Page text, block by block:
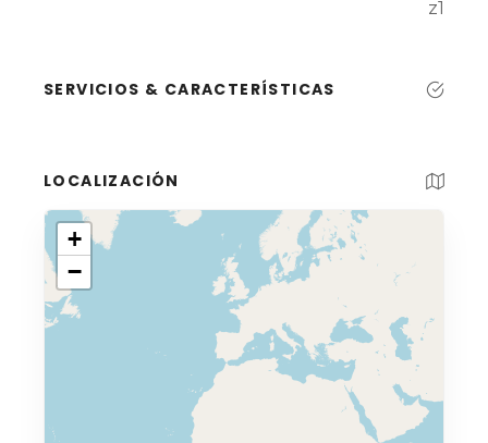
z1
SERVICIOS & CARACTERÍSTICAS
LOCALIZACIÓN
+
−